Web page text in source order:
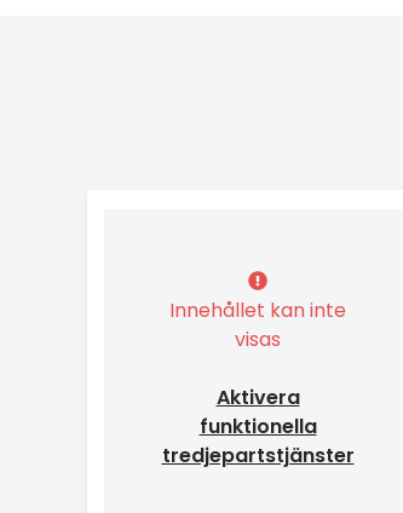
Innehållet kan inte
visas
Aktivera
funktionella
tredjepartstjänster